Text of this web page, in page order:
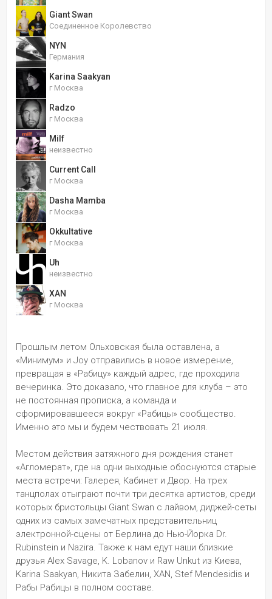
Giant Swan
Соединенное Королевство
NYN
Германия
Karina Saakyan
г Москва
Radzo
г Москва
Milf
неизвестно
Current Call
г Москва
Dasha Mamba
г Москва
Okkultative
г Москва
Uh
неизвестно
XAN
г Москва
Прошлым летом Ольховская была оставлена, а
«Минимум» и Joy отправились в новое измерение,
превращая в «Рабицу» каждый адрес, где проходила
вечеринка. Это доказало, что главное для клуба – это
не постоянная прописка, а команда и
сформировавшееся вокруг «Рабицы» сообщество.
Именно это мы и будем чествовать 21 июля.
Местом действия затяжного дня рождения станет
«Агломерат», где на одни выходные обоснуются старые
места встречи: Галерея, Кабинет и Двор. На трех
танцполах отыграют почти три десятка артистов, среди
которых бристольцы Giant Swan с лайвом, диджей-сеты
одних из самых замечатных представительниц
электронной-сцены от Берлина до Нью-Йорка Dr.
Rubinstein и Nazira. Также к нам едут наши близкие
друзья Alex Savage, K. Lobanov и Raw Unkut из Киева,
Karina Saakyan, Никита Забелин, XAN, Stef Mendesidis и
Рабы Рабицы в полном составе.